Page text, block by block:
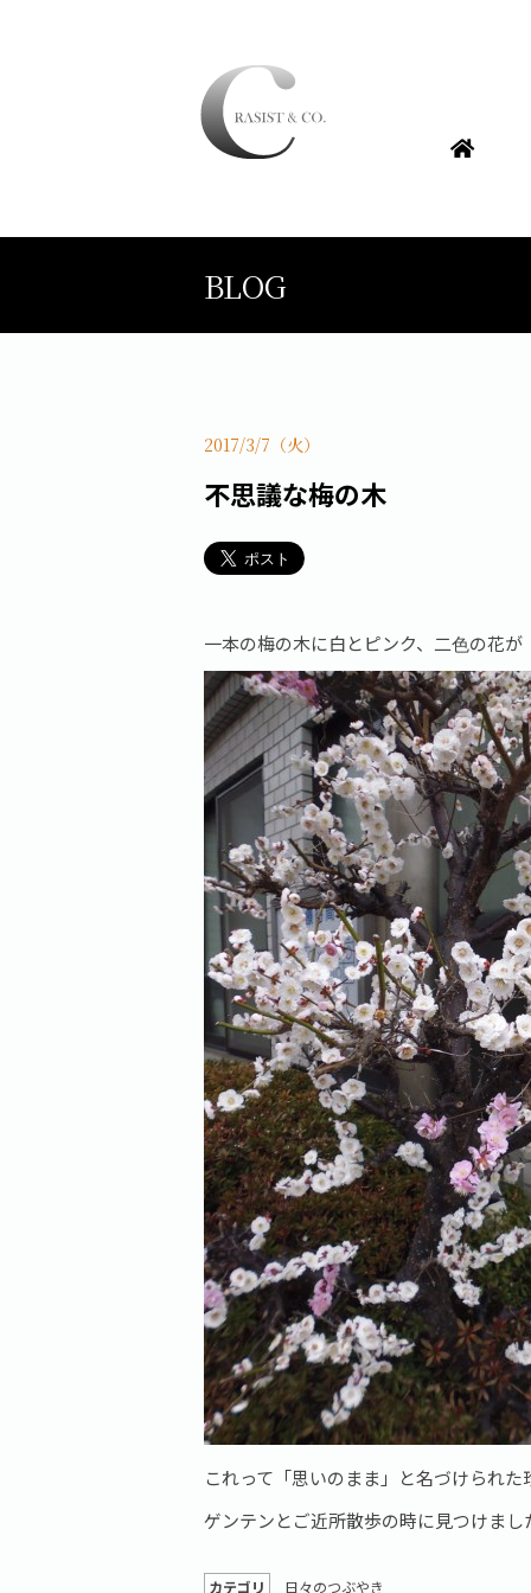
BLOG
2017/3/7（火）
不思議な梅の木
一本の梅の木に白とピンク、二色の花が
これって「思いのまま」と名づけられた
ゲンテンとご近所散歩の時に見つけまし
カテゴリ 日々のつぶやき